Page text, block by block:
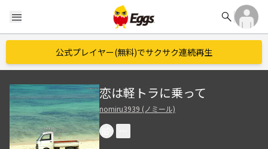
menu search
公式プレイヤー(無料)でサクサク連続再生
恋は軽トラに乗って
nomiru3939 (ノミール)